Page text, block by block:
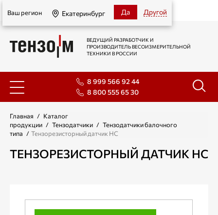
Екатеринбург
Ваш регион Екатеринбург Да Другой
ВЕДУЩИЙ РАЗРАБОТЧИК И
ПРОИЗВОДИТЕЛЬ ВЕСОИЗМЕРИТЕЛЬНОЙ
ТЕХНИКИ В РОССИИ
8 999 566 92 44
8 800 555 65 30
Главная / Каталог
продукции / Тензодатчики / Тензодатчики балочного
типа / Тензорезисторный датчик НС
ТЕНЗОРЕЗИСТОРНЫЙ ДАТЧИК НС